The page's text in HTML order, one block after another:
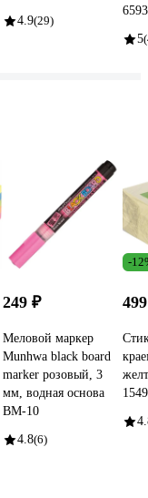
4.9(29)
5
249 ₽
Меловой маркер
Munhwa black board
marker розовый, 3
мм, водная основа
BM-10
4.8(6)
-